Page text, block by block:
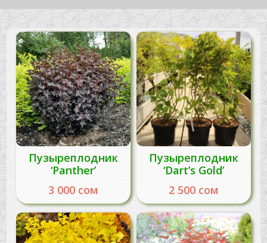
Пузыреплодник
‘Panther’
3 000 сом
Пузыреплодник
‘Dart’s Gold’
2 500 сом